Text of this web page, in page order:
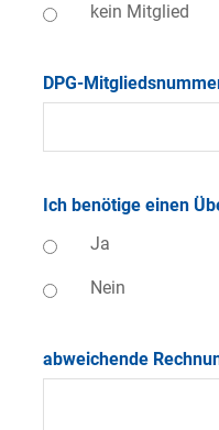
kein Mitglied
DPG-
Ich benötige einen
Ja
Nein
abweichende